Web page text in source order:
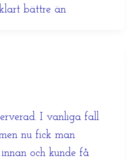
bättre än
I vanliga fall
nu fick man
och kunde få